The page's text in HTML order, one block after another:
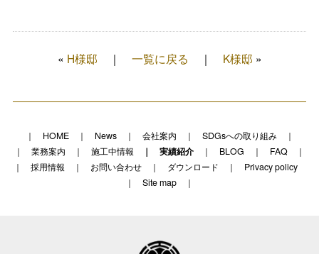
« H様邸 一覧に戻る K様邸 »
HOME News 会社案内
SDGsへの取り組み
業務案内
施工中情報 実績紹介 BLOG
FAQ
採用情報
お問い合わせ ダウンロード
Privacy policy
Site map